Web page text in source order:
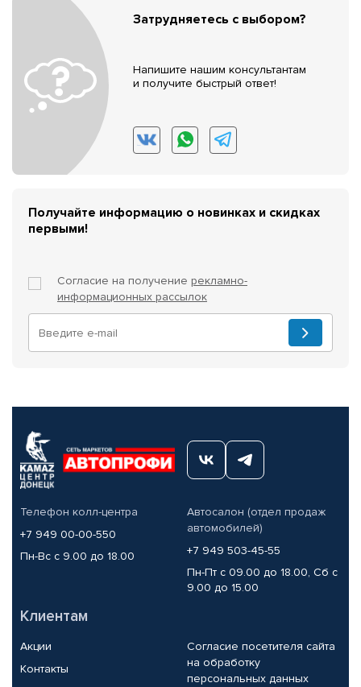
Затрудняетесь с выбором?
Напишите нашим консультантам
и получите быстрый ответ!
Получайте информацию о новинках и скидках
первыми!
Согласие на получение рекламно-
информационных рассылок
Телефон колл-центра
+7 949 00-00-550
Пн-Вс с 9.00 до 18.00
Автосалон (отдел продаж
автомобилей)
+7 949 503-45-55
Пн-Пт с 09.00 до 18.00, Сб с
9.00 до 15.00
Клиентам
Акции
Контакты
Согласие посетителя сайта
на обработку
персональных данных